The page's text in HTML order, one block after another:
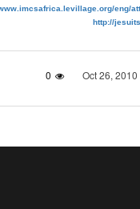
eng/
http://
0